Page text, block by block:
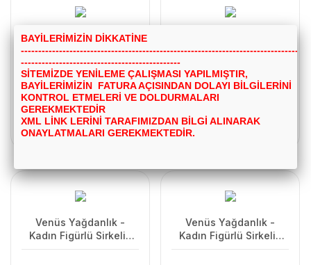
Şişe Ucu Aparatı
Yağdanlık Tıpa 2 ADET
63.36 TL
Sepete Ekle
Ucu Servis Aparatı
Tıpa
34.49 TL
Sepete Ekle
Venüs Yağdanlık -
Kadın Figürlü Sirkelik
Venüs Yağdanlık -
Kadın Figürlü Sirkelik
BAYİLERİMİZİN DİKKATİNE
---------------------------------------------------------------------------------
----------------------------------------------
SİTEMİZDE YENİLEME ÇALIŞMASI YAPILMIŞTIR,
BAYİLERİMİZİN FATURA AÇISINDAN DOLAYI BİLGİLERİNİ
KONTROL ETMELERİ VE DOLDURMALARI
GEREKMEKTEDİR
XML LİNK LERİNİ TARAFIMIZDAN BİLGİ ALINARAK
ONAYLATMALARI GEREKMEKTEDİR.